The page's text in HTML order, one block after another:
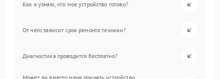
Как я узнаю, что мое устройство готово?
От чего зависит срок ремонта техники?
Диагностика проводится бесплатно?
Может ли вместо меня принять устройство